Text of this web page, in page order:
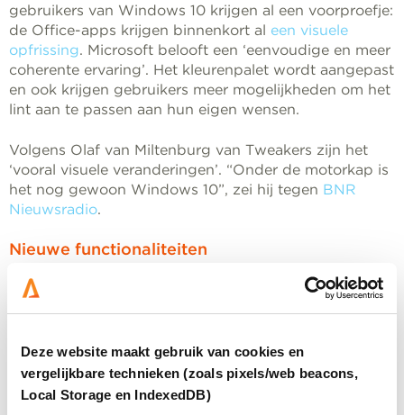
Deze website maakt gebruik van cookies en
vergelijkbare technieken (zoals pixels/web beacons,
Local Storage en IndexedDB)
gebruikers van Windows 10 krijgen al een voorproefje:
de Office-apps krijgen binnenkort al een visuele
opfrissing. Microsoft belooft een ‘eenvoudige en meer
coherente ervaring’. Het kleurenpalet wordt aangepast
en ook krijgen gebruikers meer mogelijkheden om het
lint aan te passen aan hun eigen wensen.
Volgens Olaf van Miltenburg van Tweakers zijn het
‘vooral visuele veranderingen’. “Onder de motorkap is
het nog gewoon Windows 10”, zei hij tegen BNR
Nieuwsradio.
Nieuwe functionaliteiten
Toch klopt dat niet helemaal: Windows 11 krijgt ook
Android-apps op je computer kunt zetten. Ook wordt
de Microsoft Teams-chat in het nieuwe
besturingssysteem geïntegreerd.